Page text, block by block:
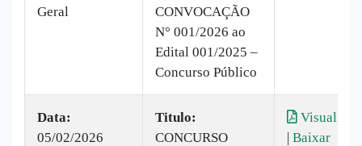
Geral
CONVOCAÇÃO
N° 001/2026 ao
Edital 001/2025 –
Concurso Público
Data:
05/02/2026
Titulo:
CONCURSO
Visualizar
| Baixar